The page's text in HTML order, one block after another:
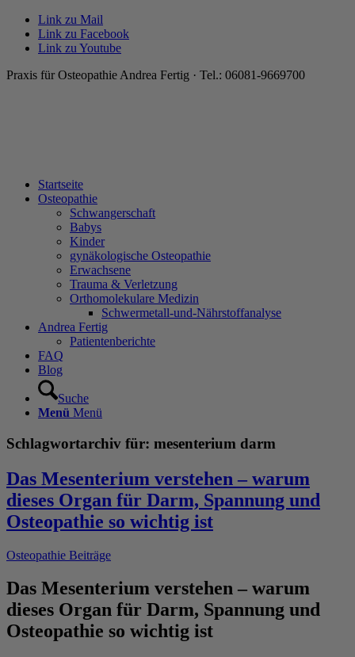
Link zu Mail
Link zu Facebook
Link zu Youtube
Praxis für Osteopathie Andrea Fertig · Tel.: 06081-9669700
Startseite
Osteopathie
Schwangerschaft
Babys
Kinder
gynäkologische Osteopathie
Erwachsene
Trauma & Verletzung
Orthomolekulare Medizin
Schwermetall-und-Nährstoffanalyse
Andrea Fertig
Patientenberichte
FAQ
Blog
Suche
Menü Menü
Schlagwortarchiv für: mesenterium darm
Das Mesenterium verstehen – warum
dieses Organ für Darm, Spannung und
Osteopathie so wichtig ist
Osteopathie Beiträge
Das Mesenterium verstehen – warum
dieses Organ für Darm, Spannung und
Osteopathie so wichtig ist